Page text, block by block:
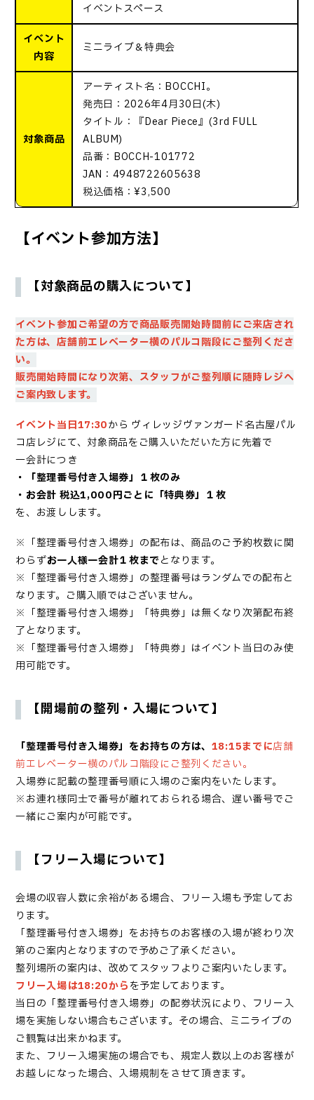
イベントスペース
イベント
内容
ミニライブ＆特典会
対象商品
アーティスト名：BOCCHI。
発売日：2026年4月30日(木)
タイトル：『Dear Piece』(3rd FULL
ALBUM)
品番：BOCCH-101772
JAN：4948722605638
税込価格：¥3,500
【イベント参加方法】
【対象商品の購入について】
イベント参加ご希望の方で商品販売開始時間前にご来店され
た方は、店舗前エレベーター横のパルコ階段にご整列くださ
い。
販売開始時間になり次第、スタッフがご整列順に随時レジへ
ご案内致します。
イベント当日17:30から ヴィレッジヴァンガード名古屋パル
コ店レジにて、対象商品をご購入いただいた方に先着で
一会計につき
・「整理番号付き入場券」１枚のみ
・お会計 税込1,000円ごとに「特典券」１枚
を、お渡しします。
※「整理番号付き入場券」の配布は、商品のご予約枚数に関
わらずお一人様一会計１枚までとなります。
※「整理番号付き入場券」の整理番号はランダムでの配布と
なります。ご購入順ではございません。
※「整理番号付き入場券」「特典券」は無くなり次第配布終
了となります。
※「整理番号付き入場券」「特典券」はイベント当日のみ使
用可能です。
【開場前の整列・入場について】
「整理番号付き入場券」 をお持ちの方は、 18:15までに店舗
前エレベーター横のパルコ階段にご整列ください。
入場券に記載の整理番号順に入場のご案内をいたします。
※お連れ様同士で番号が離れておられる場合、遅い番号でご
一緒にご案内が可能です。
【フリー入場について】
会場の収容人数に余裕がある場合、フリー入場も予定してお
ります。
「整理番号付き入場券」をお持ちのお客様の入場が終わり次
第のご案内となりますので予めご了承ください。
整列場所の案内は、改めてスタッフよりご案内いたします。
フリー入場は18:20からを予定しております。
当日の「整理番号付き入場券」の配券状況により、フリー入
場を実施しない場合もございます。その場合、ミニライブの
ご観覧は出来かねます。
また、フリー入場実施の場合でも、規定人数以上のお客様が
お越しになった場合、入場規制をさせて頂きます。